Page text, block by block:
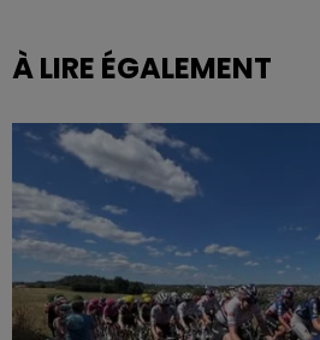
À LIRE ÉGALEMENT